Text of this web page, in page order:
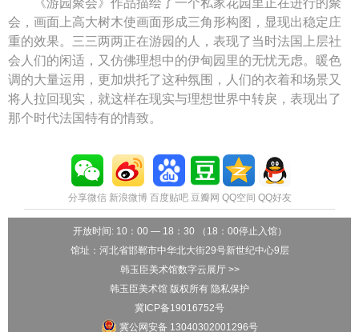
会，画面上高大树木使画面形成三角形构图，显现出稳定庄
重的效果。三三两两正在游园的人，表现了当时法国上层社
会人们的闲适，又仿佛理想中的伊甸园里的无忧无虑。暖色
调的大量运用，更加烘托了这种氛围，人们的衣着和场景又
将人拉回现实，就这样在现实与理想世界中转戾，表现出了
那个时代法国特有的情致。
分享微信 新浪微博 百度贴吧 豆瓣网 QQ空间 QQ好友
开放时间: 10：00 — 18：30 （18：00停止入馆）
馆址：河北省邯郸市中华北大街29号新世纪中心9层
韩玉臣美术馆数字云展厅 >>
韩玉臣美术馆 版权所有 隐私保护
冀ICP备19016752号
冀公网安备 13040302001296号